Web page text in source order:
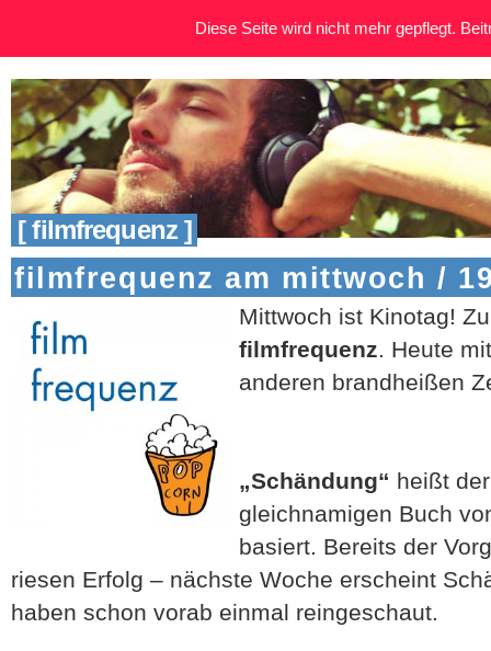
[ filmfrequenz ]
filmfrequenz am mittwoch /
Mittwoch ist Kinotag!
filmfrequenz. Heute
anderen brandheißen
„Schändung“ heißt
gleichnamigen Buch
basiert. Bereits der
riesen Erfolg – nächste Woche erscheint
haben schon vorab einmal reingeschaut.
Diese Seite wird nicht mehr gepflegt.